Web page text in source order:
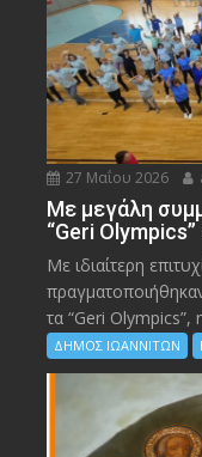
27 Μαΐου 2026
Με μεγάλη
“Geri
Με ιδιαίτερη
τα “Geri Olympics”,
ΔΗΜΟΣ ΙΩΑΝΝΙΤΩΝ